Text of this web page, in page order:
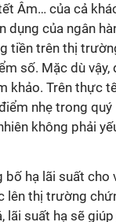
Âm… của cả
của ngân
tiền trên thị
số. Mặc dù
khảo. Trên thực
nhẹ trong quý
không phải
hạ lãi suất cho
thị trường
lãi suất hạ sẽ